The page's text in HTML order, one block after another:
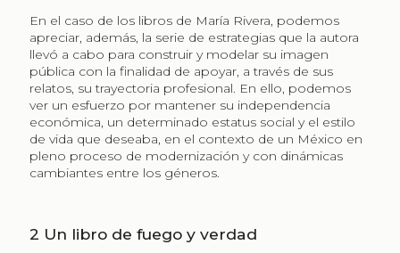
En el caso de los libros de María Rivera, podemos
apreciar, además, la serie de estrategias que la autora
llevó a cabo para construir y modelar su imagen
pública con la finalidad de apoyar, a través de sus
relatos, su trayectoria profesional. En ello, podemos
ver un esfuerzo por mantener su independencia
económica, un determinado estatus social y el estilo
de vida que deseaba, en el contexto de un México en
pleno proceso de modernización y con dinámicas
cambiantes entre los géneros.
2 Un libro de fuego y verdad